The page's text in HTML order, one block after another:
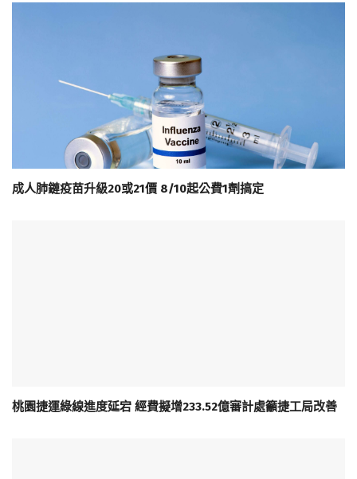
成人肺鏈疫苗升級20或21價 8/10起公費1劑搞定
桃園捷運綠線進度延宕 經費擬增233.52億審計處籲捷工局改善